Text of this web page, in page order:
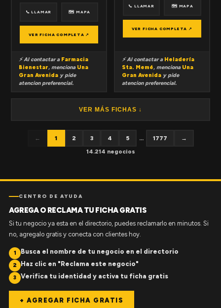
📞 LLAMAR 🗺 MAPA
VER FICHA COMPLETA ↗
⚡ Al contactar a Farmacia
Bienestar, menciona Una
Gran Avenida y pide
atencion preferencial.
📞 LLAMAR 🗺 MAPA
VER FICHA COMPLETA ↗
⚡ Al contactar a Heladería
Sta. Memé, menciona Una
Gran Avenida y pide
atencion preferencial.
VER MÁS FICHAS ↓
← 1 2 3 4 5 ... 1777
→
14.214 negocios
CENTRO DE AYUDA
AGREGA O RECLAMA TU FICHA GRATIS
Si tu negocio ya esta en el directorio, puedes reclamarlo en minutos. Si
no, agregalo gratis y conecta con clientes hoy.
1 Busca el nombre de tu negocio en el directorio
2 Haz clic en "Reclama este negocio"
3 Verifica tu identidad y activa tu ficha gratis
+ AGREGAR FICHA GRATIS